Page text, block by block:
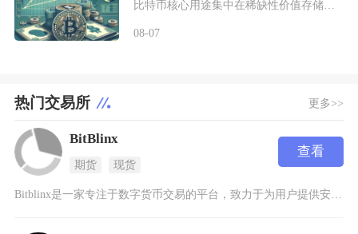
08-07
热门交易所 更多>>
BitBlinx
期货 现货
查看
Bitblinx是一家专注于数字货币交易的平台，致力于为用户提供安全、高效的交易体验。作为